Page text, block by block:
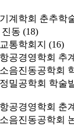
계학회 춘추학
동 (18)
통학회지 (16)
공경영학회 추
음진동공학회
밀공학회 학술
공경영학회 춘
음진동공학회